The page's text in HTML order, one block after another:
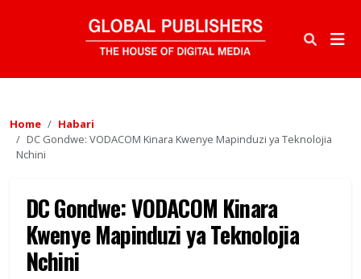
Home
Habari
DC Gondwe: VODACOM Kinara Kwenye Mapinduzi ya Teknolojia
Nchini
DC Gondwe: VODACOM Kinara
Kwenye Mapinduzi ya Teknolojia
Nchini